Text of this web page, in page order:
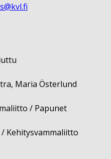
Maria Österlund
/ Papunet
Kehitysvammaliitto